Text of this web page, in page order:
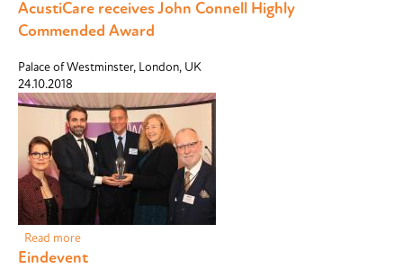
AcustiCare receives John Connell Highly
Commended Award
Palace of Westminster, London, UK
24.10.2018
Read more
Award
Eindevent